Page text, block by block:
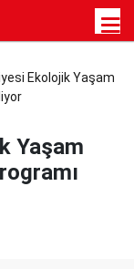
Ekolojik Yaşam
Yaşam